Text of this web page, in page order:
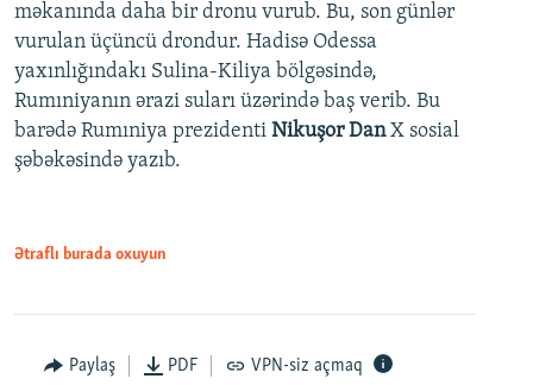
məkanında daha bir dronu vurub. Bu, son günlər
vurulan üçüncü drondur. Hadisə Odessa
yaxınlığındakı Sulina-Kiliya bölgəsində,
Rumıniyanın ərazi suları üzərində baş verib. Bu
barədə Rumıniya prezidenti Nikuşor DanX sosial
şəbəkəsində yazıb.
Ətraflı burada oxuyun
Paylaş PDF VPN-siz açmaq